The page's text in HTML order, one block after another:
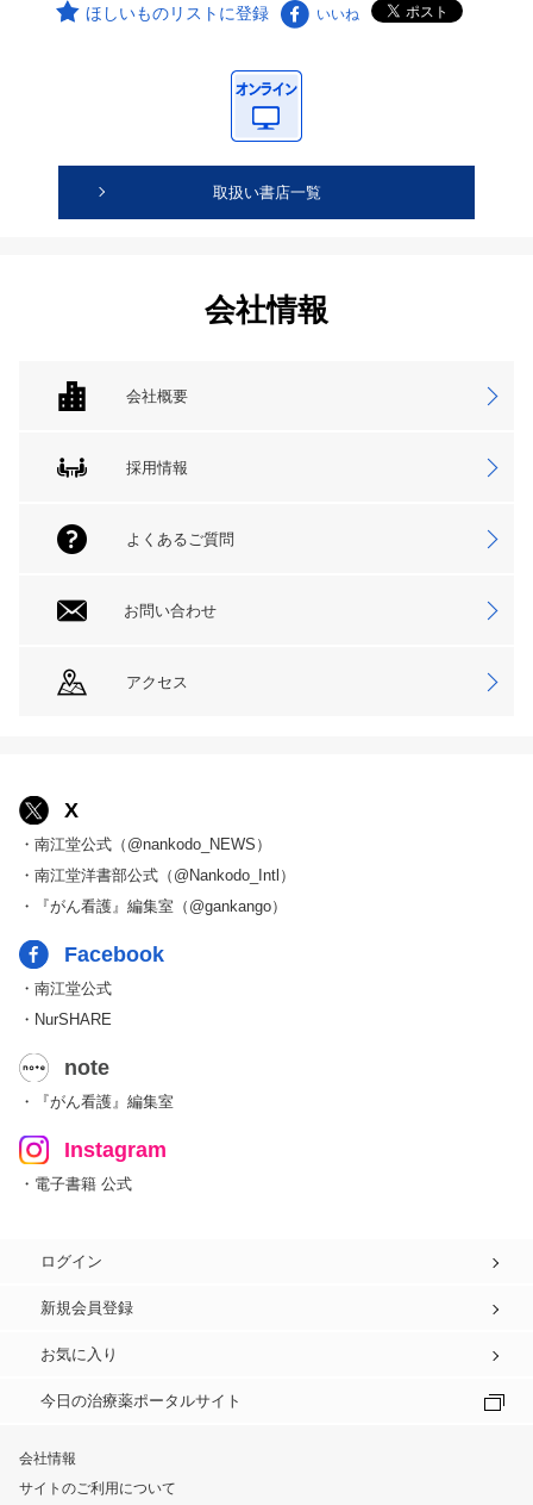
ほしいものリストに登録 いいね
取扱い書店一覧
会社情報
会社概要
採用情報
よくあるご質問
お問い合わせ
アクセス
X
・南江堂公式（@nankodo_NEWS）
・南江堂洋書部公式（@Nankodo_Intl）
・『がん看護』編集室（@gankango）
Facebook
・南江堂公式
・NurSHARE
note
・『がん看護』編集室
Instagram
・電子書籍 公式
ログイン
新規会員登録
お気に入り
今日の治療薬ポータルサイト
会社情報
サイトのご利用について